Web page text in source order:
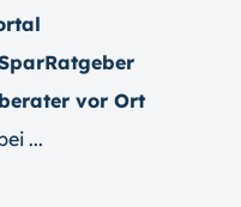
vor Ort
...